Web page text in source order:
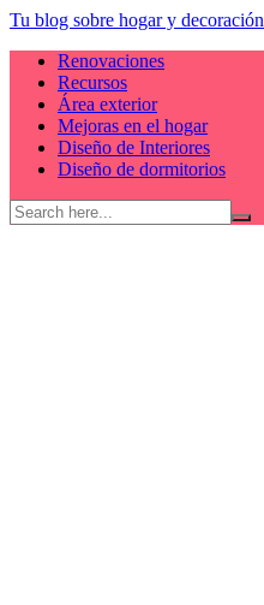
Skip
content
Tu blog sobre hogar y decoración
Renovaciones
Recursos
Área exterior
Mejoras en el hogar
Diseño de Interiores
Diseño de dormitorios